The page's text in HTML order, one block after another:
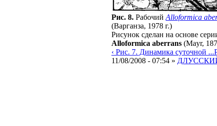
Рис. 8. РабочийAlloformica
(Варганза, 1978 г.)
Рисунок сделан на основе
Alloformica aberrans (Mayr,
‹ Рис. 7. Динамика суточной ...
11/08/2008 - 07:54 »